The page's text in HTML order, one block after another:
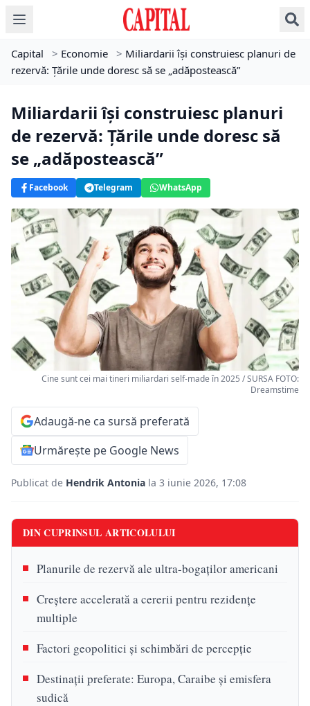
Capital > Economie > Miliardarii își construiesc planuri de
rezervă: Țările unde doresc să se „adăpostească”
Miliardarii își construiesc planuri
de rezervă: Țările unde doresc să
se „adăpostească”
Facebook Telegram WhatsApp
Cine sunt cei mai tineri miliardari self-made în 2025 / SURSA FOTO:
Dreamstime
Adaugă-ne ca sursă preferată
Urmărește pe Google News
Publicat de Hendrik Antonia la 3 iunie 2026, 17:08
DIN CUPRINSUL ARTICOLULUI
Planurile de rezervă ale ultra-bogaților americani
Creștere accelerată a cererii pentru rezidențe
multiple
Factori geopolitici și schimbări de percepție
Destinații preferate: Europa, Caraibe și emisfera
sudică